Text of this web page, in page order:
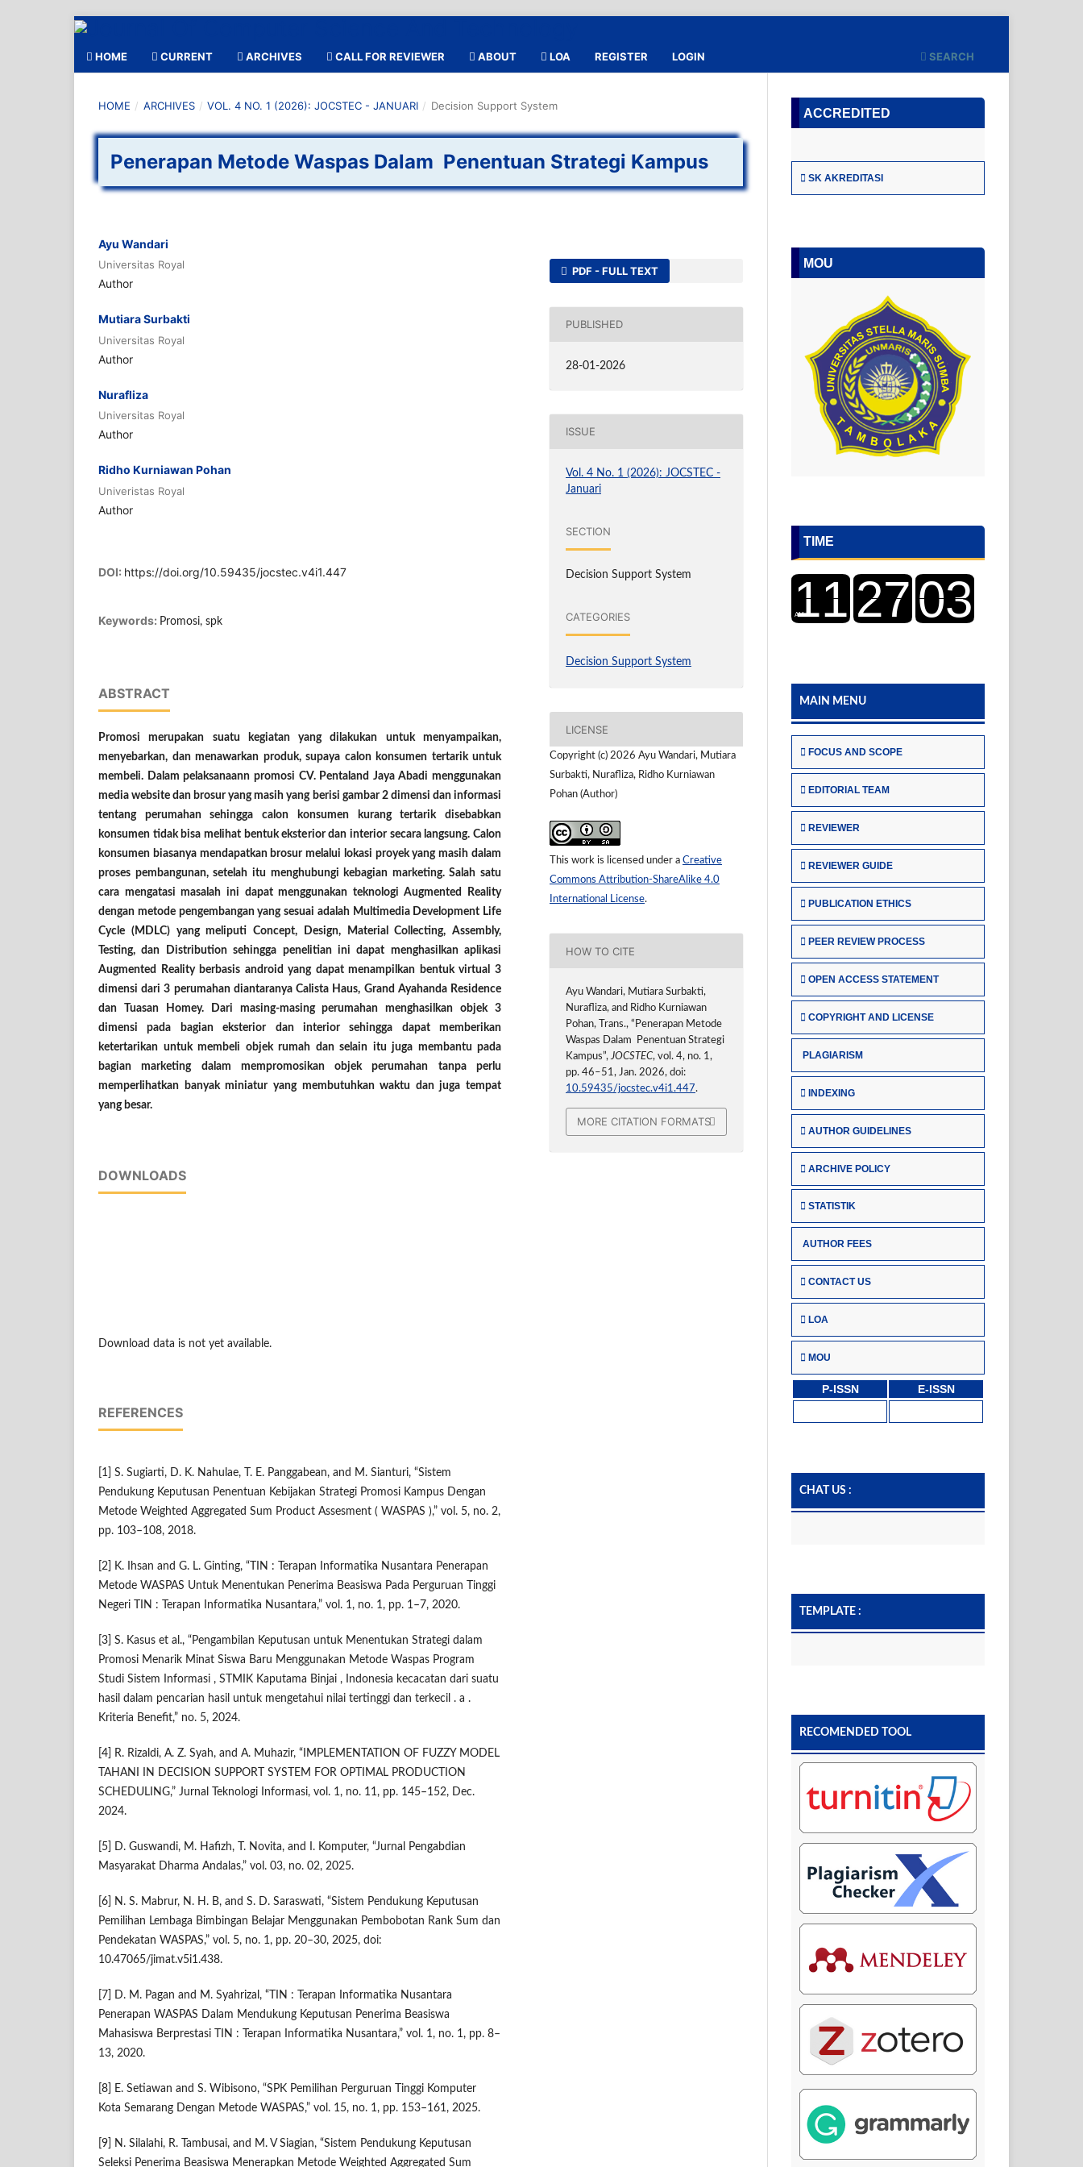
HOME CURRENT ARCHIVES CALL FOR REVIEWER ABOUT LOA REGISTER LOGIN SEARCH
HOME / ARCHIVES / VOL. 4 NO. 1 (2026): JOCSTEC - JANUARI / Decision Support System
Penerapan Metode Waspas Dalam Penentuan Strategi Kampus
Ayu Wandari
Universitas Royal
Author
Mutiara Surbakti
Universitas Royal
Author
Nurafliza
Universitas Royal
Author
Ridho Kurniawan Pohan
Univeristas Royal
Author
DOI: https://doi.org/10.59435/jocstec.v4i1.447
Keywords: Promosi, spk
ABSTRACT
Promosi merupakan suatu kegiatan yang dilakukan untuk menyampaikan,
menyebarkan, dan menawarkan produk, supaya calon konsumen tertarik untuk
membeli. Dalam pelaksanaann promosi CV. Pentaland Jaya Abadi menggunakan
media website dan brosur yang masih yang berisi gambar 2 dimensi dan informasi
tentang perumahan sehingga calon konsumen kurang tertarik disebabkan
konsumen tidak bisa melihat bentuk eksterior dan interior secara langsung. Calon
konsumen biasanya mendapatkan brosur melalui lokasi proyek yang masih dalam
proses pembangunan, setelah itu menghubungi kebagian marketing. Salah satu
cara mengatasi masalah ini dapat menggunakan teknologi Augmented Reality
dengan metode pengembangan yang sesuai adalah Multimedia Development Life
Cycle (MDLC) yang meliputi Concept, Design, Material Collecting, Assembly,
Testing, dan Distribution sehingga penelitian ini dapat menghasilkan aplikasi
Augmented Reality berbasis android yang dapat menampilkan bentuk virtual 3
dimensidari 3 perumahan diantaranya Calista Haus, Grand Ayahanda Residence
dan Tuasan Homey. Dari masing-masing perumahan menghasilkan objek 3
dimensi pada bagian eksterior dan interior sehingga dapat memberikan
ketertarikan untuk membeli objek rumah dan selain itu juga membantu pada
bagian marketing dalam mempromosikan objek perumahan tanpa perlu
memperlihatkan banyak miniatur yang membutuhkan waktu dan juga tempat
yang besar.
DOWNLOADS
Download data is not yet available.
REFERENCES
[1] S. Sugiarti, D. K. Nahulae, T. E. Panggabean, and M. Sianturi, “Sistem
Pendukung Keputusan Penentuan Kebijakan Strategi Promosi Kampus Dengan
Metode Weighted Aggregated Sum Product Assesment ( WASPAS ),” vol. 5, no. 2,
pp. 103–108, 2018.
[2] K. Ihsan and G. L. Ginting, “TIN : Terapan Informatika Nusantara Penerapan
Metode WASPAS Untuk Menentukan Penerima Beasiswa Pada Perguruan Tinggi
Negeri TIN : Terapan Informatika Nusantara,” vol. 1, no. 1, pp. 1–7, 2020.
[3] S. Kasus et al., “Pengambilan Keputusan untuk Menentukan Strategi dalam
Promosi Menarik Minat Siswa Baru Menggunakan Metode Waspas Program
Studi Sistem Informasi , STMIK Kaputama Binjai , Indonesia kecacatan dari suatu
hasil dalam pencarian hasil untuk mengetahui nilai tertinggi dan terkecil . a .
Kriteria Benefit,” no. 5, 2024.
[4] R. Rizaldi, A. Z. Syah, and A. Muhazir, “IMPLEMENTATION OF FUZZY MODEL
TAHANI IN DECISION SUPPORT SYSTEM FOR OPTIMAL PRODUCTION
SCHEDULING,” Jurnal Teknologi Informasi, vol. 1, no. 11, pp. 145–152, Dec.
2024.
[5] D. Guswandi, M. Hafizh, T. Novita, and I. Komputer, “Jurnal Pengabdian
Masyarakat Dharma Andalas,” vol. 03, no. 02, 2025.
[6] N. S. Mabrur, N. H. B, and S. D. Saraswati, “Sistem Pendukung Keputusan
Pemilihan Lembaga Bimbingan Belajar Menggunakan Pembobotan Rank Sum dan
Pendekatan WASPAS,” vol. 5, no. 1, pp. 20–30, 2025, doi:
10.47065/jimat.v5i1.438.
[7] D. M. Pagan and M. Syahrizal, “TIN : Terapan Informatika Nusantara
Penerapan WASPAS Dalam Mendukung Keputusan Penerima Beasiswa
Mahasiswa Berprestasi TIN : Terapan Informatika Nusantara,” vol. 1, no. 1, pp. 8–
13, 2020.
[8] E. Setiawan and S. Wibisono, “SPK Pemilihan Perguruan Tinggi Komputer
Kota Semarang Dengan Metode WASPAS,” vol. 15, no. 1, pp. 153–161, 2025.
[9] N. Silalahi, R. Tambusai, and M. V Siagian, “Sistem Pendukung Keputusan
Seleksi Penerima Beasiswa Menerapkan Metode Weighted Aggregated Sum
PDF - FULL TEXT
PUBLISHED
28-01-2026
ISSUE
Vol. 4 No. 1 (2026): JOCSTEC -
Januari
SECTION
Decision Support System
CATEGORIES
Decision Support System
LICENSE
Copyright (c) 2026 Ayu Wandari, Mutiara
Surbakti, Nurafliza, Ridho Kurniawan
Pohan (Author)
This work is licensed under a Creative
Commons Attribution-ShareAlike 4.0
International License.
HOW TO CITE
Ayu Wandari, Mutiara Surbakti,
Nurafliza, and Ridho Kurniawan
Pohan, Trans., “Penerapan Metode
Waspas Dalam Penentuan Strategi
Kampus”,JOCSTEC, vol. 4, no. 1,
pp. 46–51, Jan. 2026, doi:
10.59435/jocstec.v4i1.447.
MORE CITATION FORMATS
ACCREDITED
SK AKREDITASI
MOU
TIME
MAIN MENU
FOCUS AND SCOPE
EDITORIAL TEAM
REVIEWER
REVIEWER GUIDE
PUBLICATION ETHICS
PEER REVIEW PROCESS
OPEN ACCESS STATEMENT
COPYRIGHT AND LICENSE
PLAGIARISM
INDEXING
AUTHOR GUIDELINES
ARCHIVE POLICY
STATISTIK
AUTHOR FEES
CONTACT US
LOA
MOU
P-ISSN E-ISSN
CHAT US :
TEMPLATE :
RECOMENDED TOOL